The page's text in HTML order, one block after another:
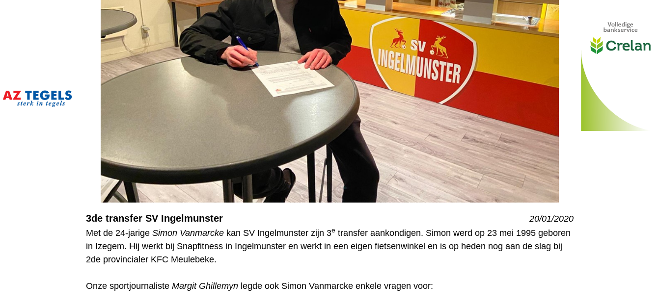
3de transfer SV Ingelmunster
20/01/2020
Met de 24-jarige Simon Vanmarcke kan SV Ingelmunster zijn 3e transfer aankondigen. Simon werd op 23 mei 1995 geboren
in Izegem. Hij werkt bij Snapfitness in Ingelmunster en werkt in een eigen fietsenwinkel en is op heden nog aan de slag bij
2de provincialer KFC Meulebeke.
Onze sportjournaliste Margit Ghillemyn legde ook Simon Vanmarcke enkele vragen voor: